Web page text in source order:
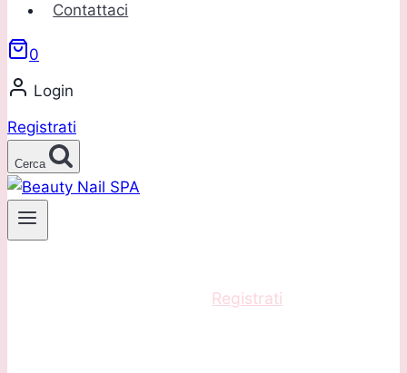
Contattaci
0
Login
Registrati
Cerca
Registrati